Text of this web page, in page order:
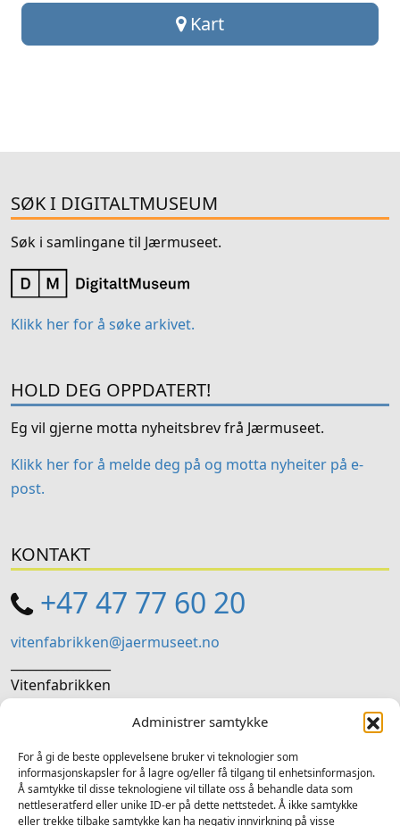
Administrer samtykke
For å gi de beste opplevelsene bruker vi teknologier som
informasjonskapsler for å lagre og/eller få tilgang til enhetsinformasjon.
Å samtykke til disse teknologiene vil tillate oss å behandle data som
nettleseratferd eller unike ID-er på dette nettstedet. Å ikke samtykke
eller trekke tilbake samtykke kan ha negativ innvirkning på visse
Kart
SØK I DIGITALTMUSEUM
Søk i samlingane til Jærmuseet.
Klikk her for å søke arkivet.
HOLD DEG OPPDATERT!
Eg vil gjerne motta nyheitsbrev frå Jærmuseet.
Klikk her for å melde deg på og motta nyheiter på e-
post.
KONTAKT
+47 47 77 60 20
vitenfabrikken@jaermuseet.no
Vitenfabrikken
SOSIALE MEDIER
Følg oss på sosiale medium for nyheiter og tilbod